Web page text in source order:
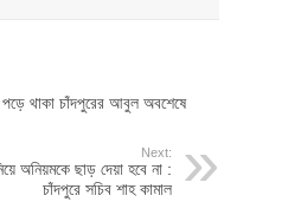
পড়ে থাকা চাঁদপুরের আবুল অবশেষে
Next:
অনিয়মকে ছাড় দেয়া হবে না :
চাঁদপুরে সচিব শাহ কামাল